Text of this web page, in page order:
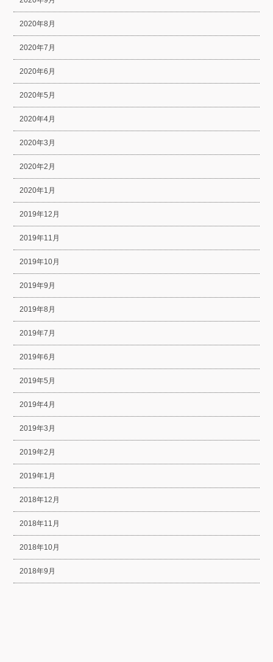
2020年8月
2020年7月
2020年6月
2020年5月
2020年4月
2020年3月
2020年2月
2020年1月
2019年12月
2019年11月
2019年10月
2019年9月
2019年8月
2019年7月
2019年6月
2019年5月
2019年4月
2019年3月
2019年2月
2019年1月
2018年12月
2018年11月
2018年10月
2018年9月